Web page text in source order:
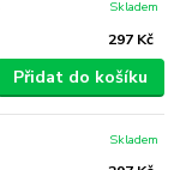
297 Kč
Skladem
Přidat do košíku
Skladem